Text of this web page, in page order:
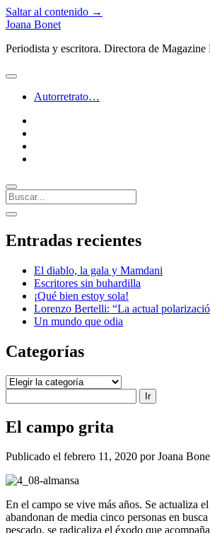
Saltar al contenido →
Joana Bonet
Periodista y escritora. Directora de Magazine
abrir
Autorretrato…
Buscar
Barra
lateral
abrir
lateral
Entradas recientes
El diablo, la gala y Mamdani
Escritores sin buhardilla
¡Qué bien estoy sola!
Lorenzo Bertelli: “La actual
Un mundo que odia
Categorías
Categorías
El campo grita
Publicado el febrero 11, 2020 por Joana
En el campo se vive más años. Se actualiza
abandonan de media cinco personas en
pescado, se radicaliza el éxodo que